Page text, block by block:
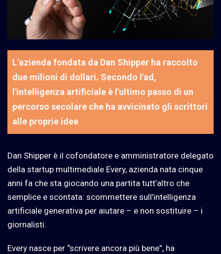
L'azienda fondata da Dan Shipper ha raccolto
due milioni di dollari. Secondo l'ad,
l'intelligenza artificiale è l'ultimo passo di un
percorso secolare che ha avvicinato gli scrittori
alle proprie idee
Dan Shipper è il cofondatore e amministratore delegato
della startup multimediale Every, azienda nata cinque
anni fa che sta giocando una partita tutt’altro che
semplice e scontata: scommettere sull’intelligenza
artificiale generativa per aiutare – e non sostituire – i
giornalisti.
Every nasce per “scrivere ancora più bene”, ha